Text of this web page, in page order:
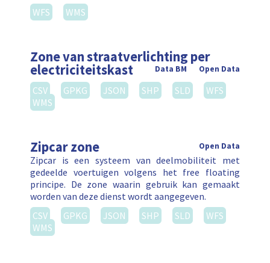
WFS
WMS
Zone van straatverlichting per
electriciteitskast Open Data
Data BM
CSV GPKG JSON SHP SLD
WFS
WMS
Zipcar zone Open Data
Zipcar is een systeem van deelmobiliteit met
gedeelde voertuigen volgens het free floating
principe. De zone waarin gebruik kan gemaakt
worden van deze dienst wordt aangegeven.
CSV
GPKG JSON SHP SLD
WFS
WMS